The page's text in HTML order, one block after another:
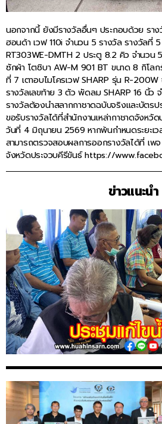
นอกจากนี้ ยังมีรางวัลอื่นๆ ประกอบด้วย รา
ฮอนด้า เวฟ 110i จำนวน 5 รางวัล รางวัลที่
RT303WE-DMTH 2 ประตู 8.2 คิว จำนวน
ซักผ้า โตชิบา AW-M 901 BT ขนาด 8 กิโล
ที่ 7 เตาอบไมโครเวฟ SHARP รุ่น R-
รางวัลเลขท้าย 3 ตัว พัดลม SHARP 16 นิ้ว
รางวัลต้องนำสลากกาชาดฉบับจริงและบัตร
ขอรับรางวัลได้ที่สำนักงานเหล่ากาชาดจังห
วันที่ 4 มิถุนายน 2569 หากพ้นกำหนดระยะเว
สามารถตรวจสอบผลการออกรางวัลได้ที่ เพจ
จังหวัดประจวบคีรีขันธ์ https://
ข่าวแนะนำ